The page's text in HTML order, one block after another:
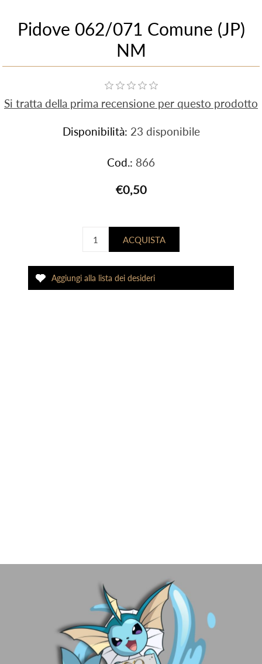
Pidove 062/071 Comune (JP)
NM
Si tratta della prima recensione per questo prodotto
Disponibilità: 23 disponibile
Cod.: 866
€0,50